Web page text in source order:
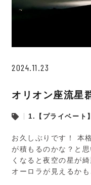
2024.11.23
オリオン座流星
1.【プライベート】
お久しぶりです！ 本
が積もるのかな？と
くなると夜空の星が
オーロラが見えるか